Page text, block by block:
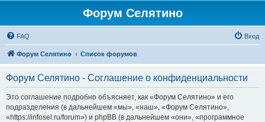
Форум Селятино
FAQ Вход
Форум Селятино Список форумов
Форум Селятино - Соглашение о конфиденциальности
Это соглашение подробно объясняет, как «Форум Селятино» и его
подразделения (в дальнейшем «мы», «наш», «Форум Селятино»,
«https://infosel.ru/forum») и phpBB (в дальнейшем «они», «программное